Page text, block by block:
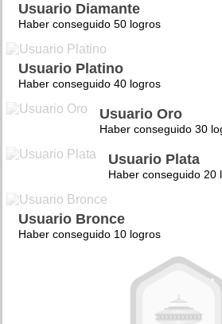
Usuario Diamante
Haber conseguido 50 logros
Usuario Platino
Haber conseguido 40 logros
Usuario Oro
Haber conseguido 30
Usuario Plata
Haber conseguido 20
Usuario Bronce
Haber conseguido 10 logros